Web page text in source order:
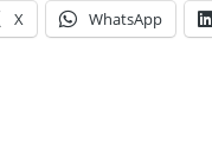
X WhatsApp